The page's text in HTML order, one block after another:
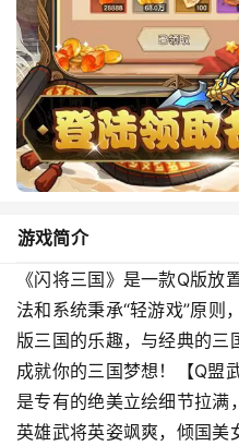
游戏简介
《闪将三国》是一款Q版放
法和系统秉承“轻游戏”原则
版三国的乐趣，与经典的三
成就你的三国梦想！【Q盟
是专有的绝美立绘细节拉满
英雄武将英姿飒爽，倾国美